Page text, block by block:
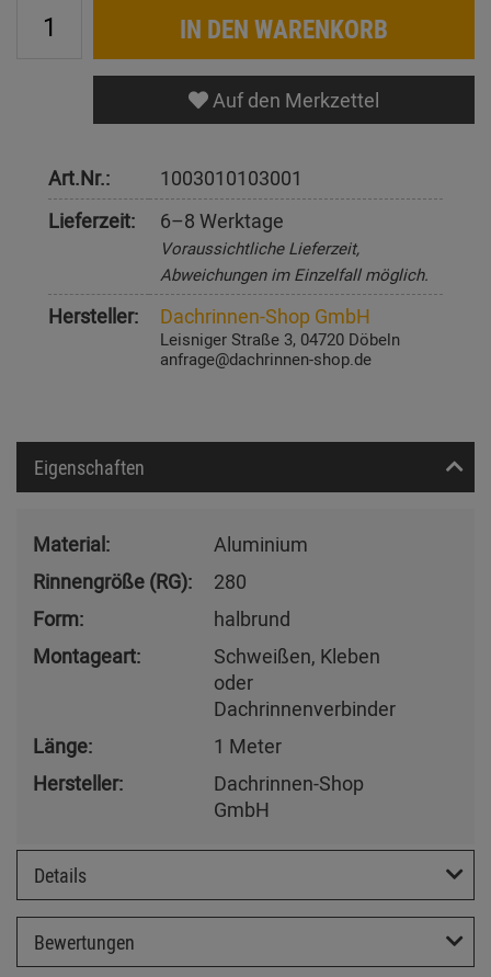
IN DEN WARENKORB
Auf den Merkzettel
Art.Nr.:
1003010103001
Lieferzeit:
6–8 Werktage
Voraussichtliche Lieferzeit,
Abweichungen im Einzelfall möglich.
Hersteller: Dachrinnen-Shop GmbH
Leisniger Straße 3, 04720 Döbeln
anfrage@dachrinnen-shop.de
Eigenschaften
Material:
Aluminium
Rinnengröße (RG):
280
Form:
halbrund
Montageart:
Schweißen, Kleben
oder
Dachrinnenverbinder
Länge:
1 Meter
Hersteller:
Dachrinnen-Shop
GmbH
Details
Bewertungen